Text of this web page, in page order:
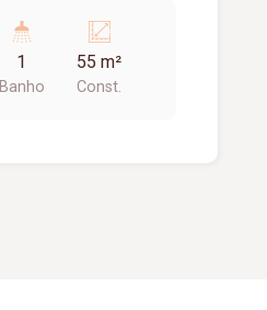
1
Banho
55 m²
Const.